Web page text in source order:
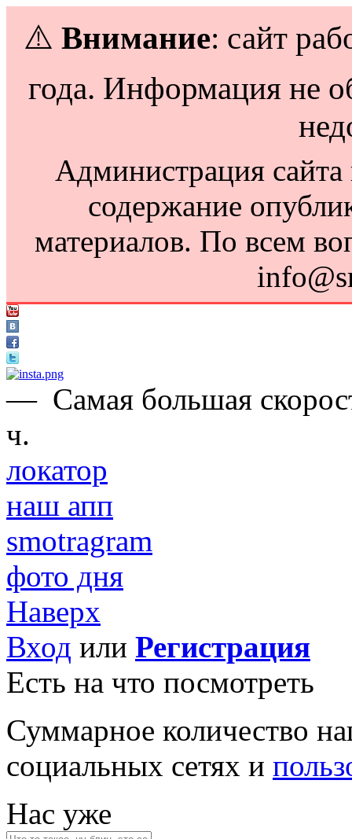
⚠️ Внимание: сайт
года. Информация не
Администрация сайта
содержание
материалов. По всем
— Самая большая
ч.
локатор
наш апп
smotragram
фото дня
Наверх
Вход или Регистрация
Есть на что посмотреть
Суммарное количество
социальных сетях и
Нас уже